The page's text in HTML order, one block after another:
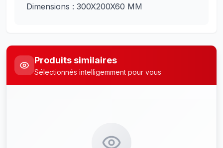
Dimensions : 300X200X60 MM
Produits similaires
Sélectionnés intelligemment pour vous